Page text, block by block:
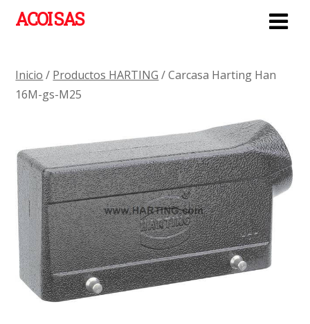
ACOI SAS
Inicio / Productos HARTING / Carcasa Harting Han
16M-gs-M25